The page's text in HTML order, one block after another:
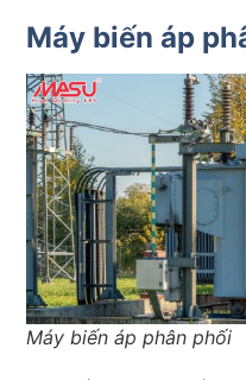
Máy biến áp
Máy biến áp phân phối